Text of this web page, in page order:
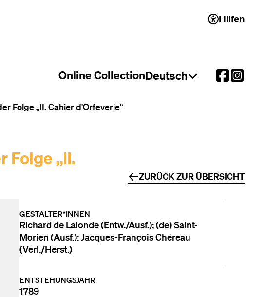
Hilfen
Online CollectionSprachauswahl öffnen
Deutsch
Folge „II. Cahier d'Orfeverie“
Folge „II.
ZURÜCK ZUR ÜBERSICHT
GESTALTER*INNEN
Richard de Lalonde (Entw./Ausf.); (de) Saint-
Morien (Ausf.); Jacques-François Chéreau
(Verl./Herst.)
ENTSTEHUNGSJAHR
1789